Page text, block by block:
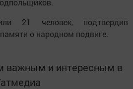
21 человек, подтвердив
о народном подвиге.
важным и интересным в